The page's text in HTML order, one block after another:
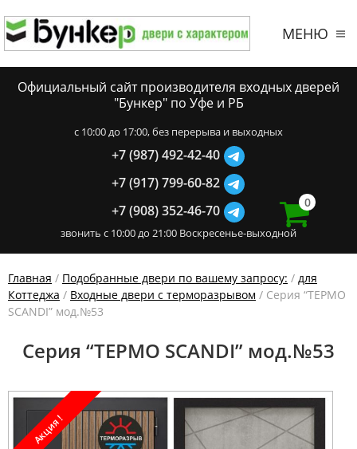
МЕНЮ
Официальный сайт производителя входных дверей
"Бункер" по Уфе и РБ
c 10:00 до 17:00, без перерыва и выходных
+7 (987) 492-42-40
+7 (917) 799-60-82
+7 (908) 352-46-70
звонить с 10:00 до 21:00 Воскресенье-выходной
0
Главная / Подобранные двери по вашему запросу: / для
Коттеджа / Входные двери с терморазрывом / Серия “ТЕРМО
SCANDI” мод.№53
Серия “ТЕРМО SCANDI” мод.№53
Акция !